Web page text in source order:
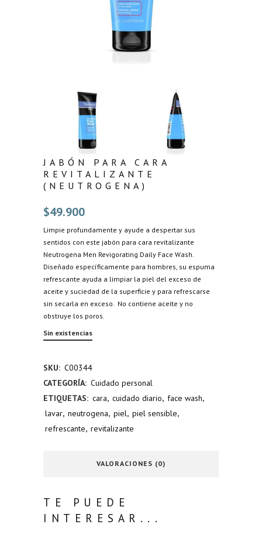
JABÓN PARA CARA
REVITALIZANTE
(NEUTROGENA)
$49.900
Limpie profundamente y ayude a despertar sus
sentidos con este jabón para cara revitalizante
Neutrogena Men Revigorating Daily Face Wash.
Diseñado específicamente para hombres, su espuma
refrescante ayuda a limpiar la piel del exceso de
aceite y suciedad de la superficie y para refrescarse
sin secarla en exceso. No contiene aceite y no
obstruye los poros.
Sin existencias
SKU: C00344
CATEGORÍA: Cuidado personal
ETIQUETAS: cara, cuidado diario, face wash,
lavar, neutrogena, piel, piel sensible,
refrescante, revitalizante
VALORACIONES (0)
TE PUEDE
INTERESAR...